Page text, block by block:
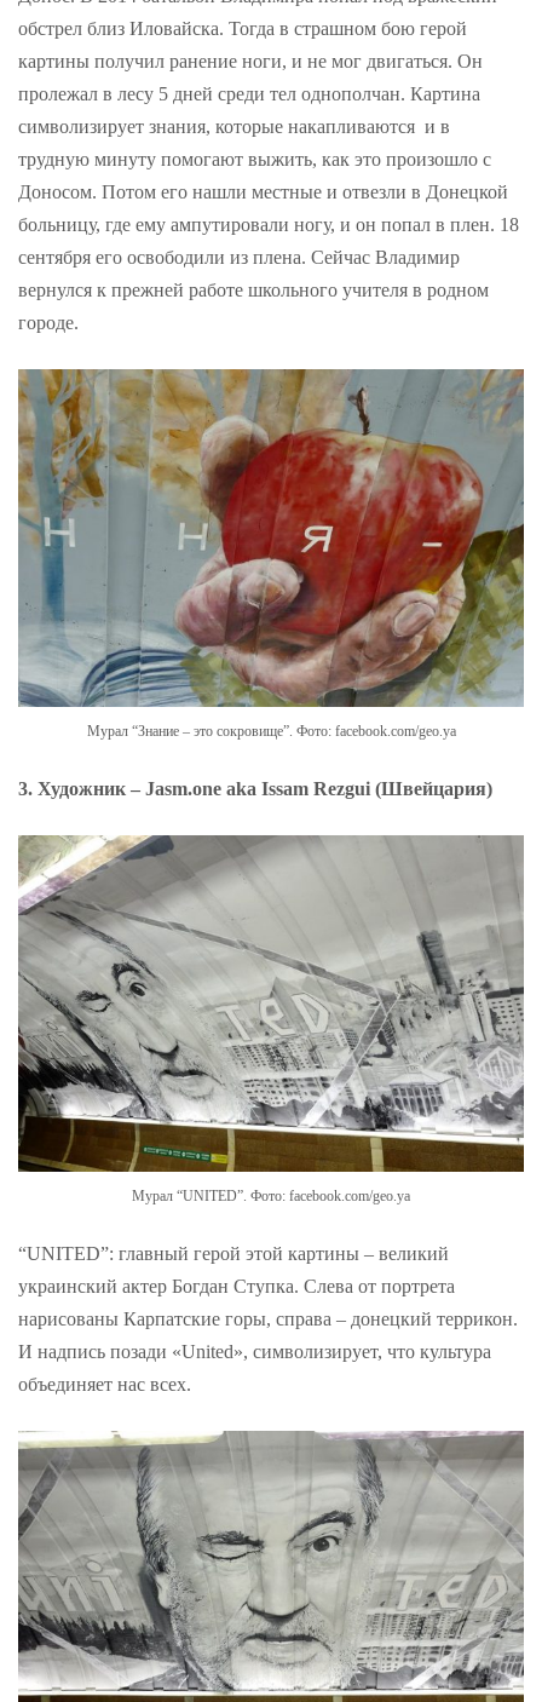
обстрел близ Иловайска. Тогда в страшном бою герой
картины получил ранение ноги, и не мог двигаться. Он
пролежал в лесу 5 дней среди тел однополчан. Картина
символизирует знания, которые накапливаются и в
трудную минуту помогают выжить, как это произошло с
Доносом. Потом его нашли местные и отвезли в Донецкой
больницу, где ему ампутировали ногу, и он попал в плен. 18
сентября его освободили из плена. Сейчас Владимир
вернулся к прежней работе школьного учителя в родном
городе.
Мурал “Знание – это сокровище”. Фото: facebook.com/geo.ya
3. Художник – Jasm.one aka Issam Rezgui (Швейцария)
Мурал “UNITED”. Фото: facebook.com/geo.ya
“UNITED”: главный герой этой картины – великий
украинский актер Богдан Ступка. Слева от портрета
нарисованы Карпатские горы, справа – донецкий террикон.
И надпись позади «United», символизирует, что культура
объединяет нас всех.